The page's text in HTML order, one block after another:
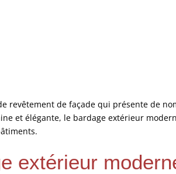
revêtement de façade qui présente de
et élégante, le bardage extérieur
extérieur